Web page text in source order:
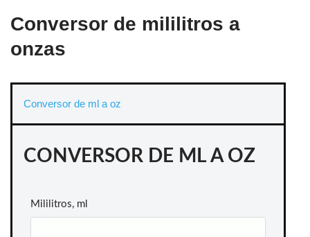
Conversor de mililitros a
onzas
Conversor de ml a oz
CONVERSOR DE ML A OZ
Mililitros, ml